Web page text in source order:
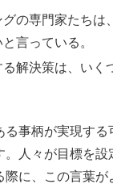
の専門家たちは
言っている。
解決策は、いく
る事柄が実現す
。人々が目標を設
に、この言葉が